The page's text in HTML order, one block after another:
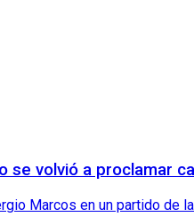
se volvió a proclamar